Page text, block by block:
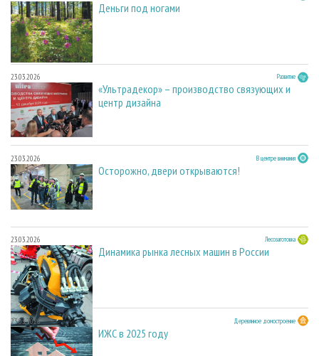
Деньги под ногами
23.03.2026 Развитие
«Ультрадекор» – производство связующих и
центр дизайна
23.03.2026 В центре внимания
Осторожно, двери открываются!
23.03.2026 Лесозаготовка
Динамика рынка лесных машин в России
23.03.2026 Деревянное домостроение
ИЖС в 2025 году